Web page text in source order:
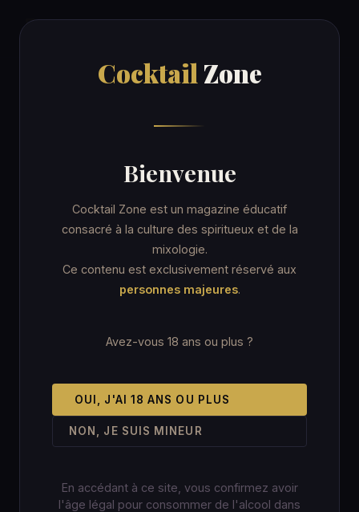
Cocktail Zone
Bienvenue
Cocktail Zone est un magazine éducatif
consacré à la culture des spiritueux et de la
mixologie.
Ce contenu est exclusivement réservé aux
personnes majeures.
Avez-vous 18 ans ou plus ?
OUI, J'AI 18 ANS OU PLUS
NON, JE SUIS MINEUR
En accédant à ce site, vous confirmez avoir
l'âge légal pour consommer de l'alcool dans
CocktailZone
7 min Coupe cocktail ★☆☆ Facile
★ IBA · Unforgettables